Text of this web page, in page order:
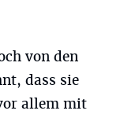
von den
dass sie
allem mit